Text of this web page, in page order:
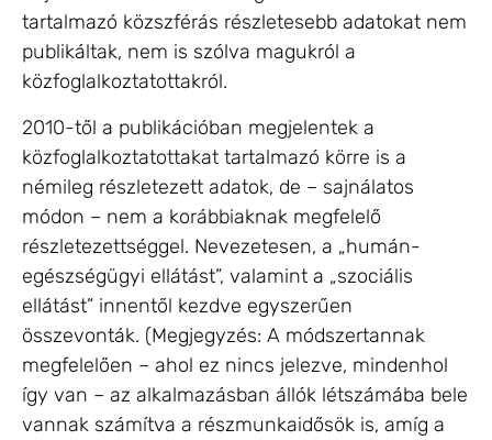
tartalmazó közszférás részletesebb adatokat nem
publikáltak, nem is szólva magukról a
közfoglalkoztatottakról.
2010-től a publikációban megjelentek a
közfoglalkoztatottakat tartalmazó körre is a
némileg részletezett adatok, de – sajnálatos
módon – nem a korábbiaknak megfelelő
részletezettséggel. Nevezetesen, a „humán-
egészségügyi ellátást”, valamint a „szociális
ellátást” innentől kezdve egyszerűen
összevonták. (Megjegyzés: A módszertannak
megfelelően – ahol ez nincs jelezve, mindenhol
így van – az alkalmazásban állók létszámába bele
vannak számítva a részmunkaidősök is, amíg a